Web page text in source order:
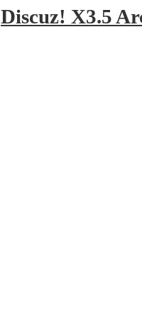
Discuz! X3.5